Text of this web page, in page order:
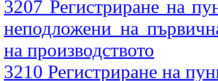
3207 Регистриране на
неподложени на
на производството
3210 Регистриране на